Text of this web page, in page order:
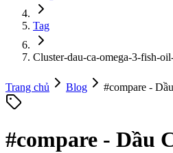
Tag
Cluster-dau-ca-omega-3-fish-
Trang chủ Blog #compare -
#compare - Dầu